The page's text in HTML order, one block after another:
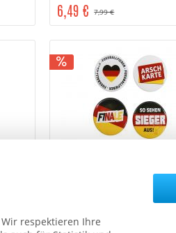
7,99 €
6,49 €
Fußball-Buttons, 6 Motive
respektieren Ihre